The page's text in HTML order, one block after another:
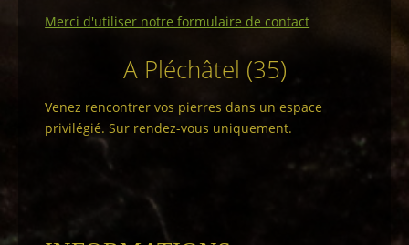
Merci d'utiliser notre formulaire de contact
A Pléchâtel (35)
Venez rencontrer vos pierres dans un espace
privilégié. Sur rendez-vous uniquement.